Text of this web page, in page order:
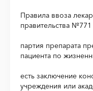
Правила ввоза
правительства №771
партия препарата
пациента по
есть заключение
учреждения или